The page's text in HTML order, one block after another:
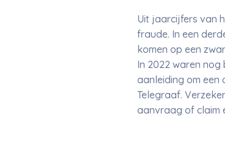
Uit jaarcijfers van
fraude. In een
komen op een
In 2022 waren
aanleiding om een
Telegraaf.
aanvraag of claim